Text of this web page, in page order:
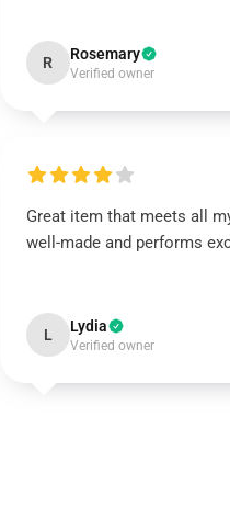
R Rosemary
Verified owner
Great item that meets all
well-made and performs
L Lydia
Verified owner